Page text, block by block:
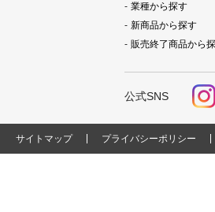
業種から探す
新商品から探す
販売終了商品から
公式SNS
サイトマップ プライバシーポリシー